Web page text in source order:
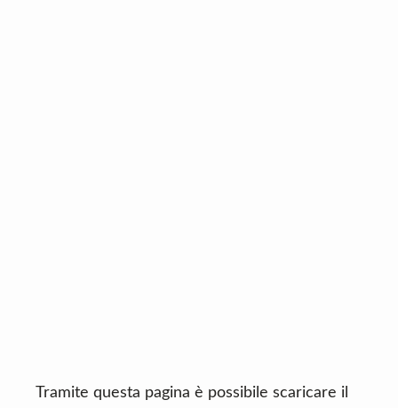
Tramite questa pagina è possibile scaricare il